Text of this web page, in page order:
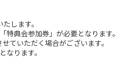
します。
典会参加券」が必要となります。
ていただく場合がございます。
なります。